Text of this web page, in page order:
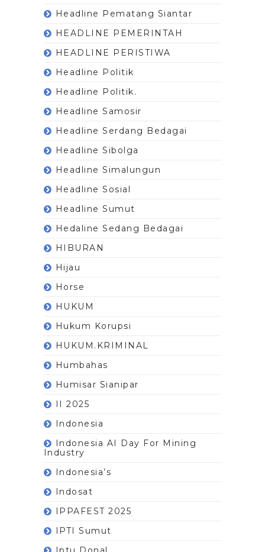
Headline Pematang Siantar
HEADLINE PEMERINTAH
HEADLINE PERISTIWA
Headline Politik
Headline Politik.
Headline Samosir
Headline Serdang Bedagai
Headline Sibolga
Headline Simalungun
Headline Sosial
Headline Sumut
Hedaline Sedang Bedagai
HIBURAN
Hijau
Horse
HUKUM
Hukum Korupsi
HUKUM.KRIMINAL
Humbahas
Humisar Sianipar
II 2025
Indonesia
Indonesia AI Day For Mining
Industry
Indonesia’s
Indosat
IPPAFEST 2025
IPTI Sumut